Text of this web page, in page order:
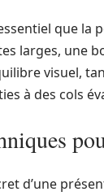
que la
larges, une
visuel,
à des cols
d’une